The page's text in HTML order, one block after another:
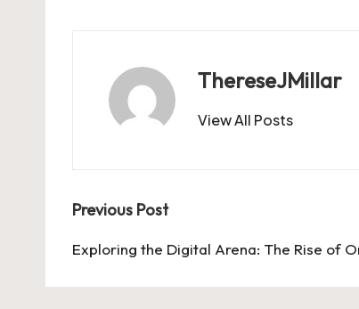
ThereseJMillar
View All Posts
Post
navigation
Previous Post
Exploring the Digital Arena: The Rise of